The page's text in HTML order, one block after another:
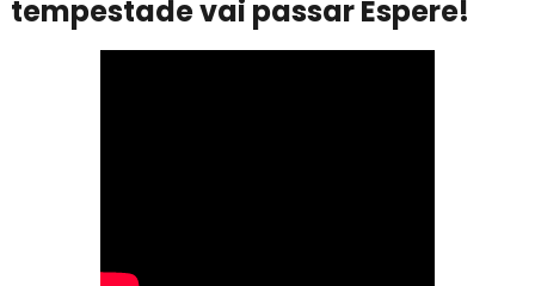
tempestade vai passar Espere!